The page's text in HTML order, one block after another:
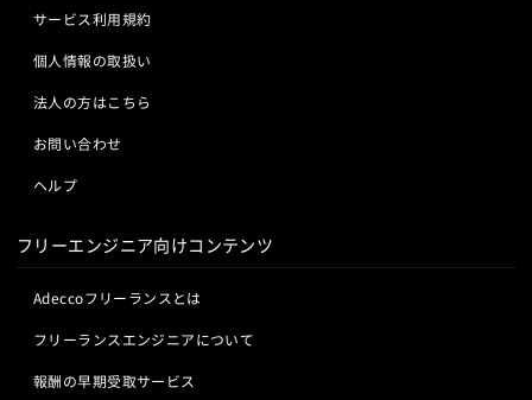
サービス利用規約
個人情報の取扱い
法人の方はこちら
お問い合わせ
ヘルプ
フリーエンジニア向けコンテンツ
Adeccoフリーランスとは
フリーランスエンジニアについて
報酬の早期受取サービス